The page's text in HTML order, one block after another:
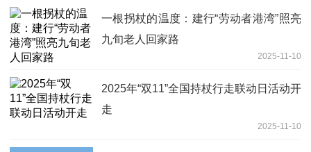
一根拐杖的温度：建行“劳动者港湾”照亮
九旬老人回家路
2025-11-10
2025年“双11”全国持杖行走联动日活动开
走
2025-11-10